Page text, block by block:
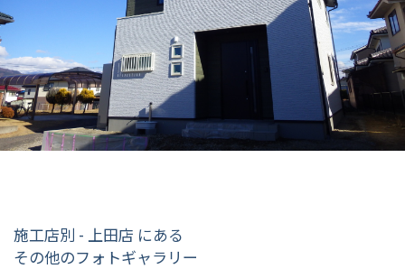
施工店別 - 上田店 にある
その他のフォトギャラリー